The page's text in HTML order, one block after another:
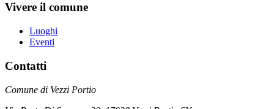
Vivere il comune
Luoghi
Eventi
Contatti
Comune di Vezzi Portio